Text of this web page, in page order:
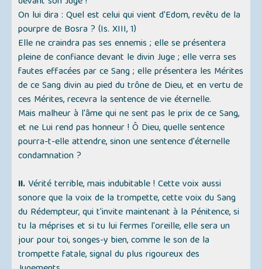
On lui dira : Quel est celui qui vient d'Edom, revêtu de la
pourpre de Bosra ? (Is. XIII, 1)
Elle ne craindra pas ses ennemis ; elle se présentera
pleine de confiance devant le divin Juge ; elle verra ses
fautes effacées par ce Sang ; elle présentera les Mérites
de ce Sang divin au pied du trône de Dieu, et en vertu de
ces Mérites, recevra la sentence de vie éternelle.
Mais malheur à l'âme qui ne sent pas le prix de ce Sang,
et ne Lui rend pas honneur ! Ô Dieu, quelle sentence
pourra-t-elle attendre, sinon une sentence d'éternelle
condamnation ?
II.Vérité terrible, mais indubitable ! Cette voix aussi
sonore que la voix de la trompette, cette voix du Sang
du Rédempteur, qui t'invite maintenant à la Pénitence, si
tu la méprises et si tu lui fermes l'oreille, elle sera un
jour pour toi, songes-y bien, comme le son de la
trompette fatale, signal du plus rigoureux des